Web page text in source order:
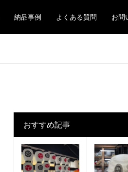
納品事例 よくある質問 お問
おすすめ記事